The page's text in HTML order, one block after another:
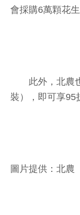
會採購6萬顆花
此外，北農也
裝），即可享95
圖片提供：北農